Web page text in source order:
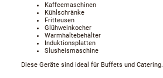
Kaffeemaschinen
Kühlschränke
Fritteusen
Glühweinkocher
Warmhaltebehälter
Induktionsplatten
Slusheismaschine
Diese Geräte sind ideal für Buffets und Catering.